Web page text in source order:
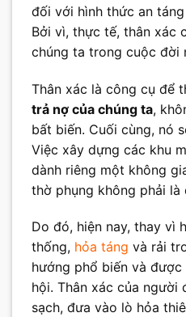
đối với hình thức an
Bởi vì, thực tế, thân xác
chúng ta trong cuộc đời
Thân xác là công cụ để
trả nợ của chúng ta,
bất biến. Cuối cùng, nó
Việc xây dựng các khu
dành riêng một không
thờ phụng không phải là
Do đó, hiện nay, thay vì
thống, hỏa táng và rải
hướng phổ biến và
hội. Thân xác của người
sạch, đưa vào lò hỏa